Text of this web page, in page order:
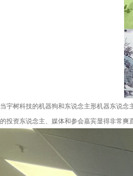
当宇树科技的机器狗和东说念主形机器东说
的投资东说念主、媒体和参会嘉宾显得非常爽